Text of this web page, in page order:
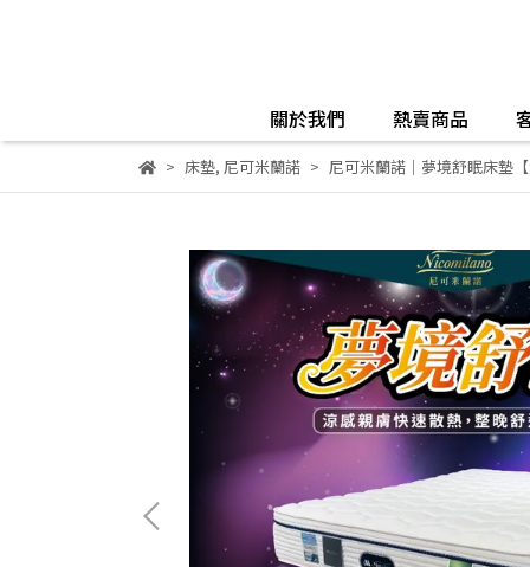
關於我們 熱賣商品
床墊, 尼可米蘭諾 尼可米蘭諾｜夢境舒眠床墊